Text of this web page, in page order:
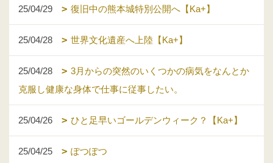
25/04/29 復旧中の熊本城特別公開へ【Ka+】
25/04/28 世界文化遺産へ上陸【Ka+】
25/04/28
3月からの突然のいくつかの病気をなんとか
克服し健康な身体で仕事に従事したい。
25/04/26 ひと足早いゴールデンウィーク？【Ka+】
25/04/25 ぽつぽつ